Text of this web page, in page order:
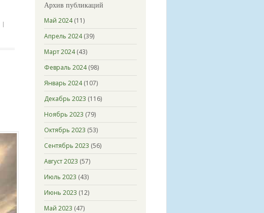
|
Архив публикаций
Май 2024(11)
Апрель 2024(39)
Март 2024(43)
Февраль 2024(98)
Январь 2024(107)
Декабрь 2023 (116)
Ноябрь 2023 (79)
Октябрь 2023 (53)
Сентябрь 2023 (56)
Август 2023 (57)
Июль 2023 (43)
Июнь 2023 (12)
Май 2023 (47)